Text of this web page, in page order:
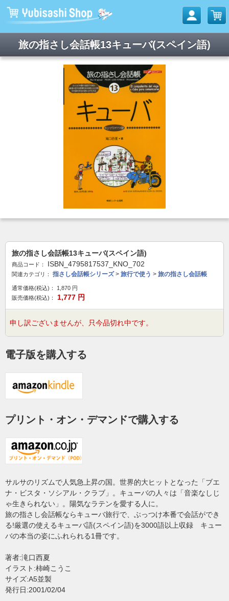
旅の指さし会話帳13キューバ(スペイン語)
旅の指さし会話帳13キューバ(スペイン語)
商品コード： ISBN_4795817537_KNO_702
関連カテゴリ： 指さし会話帳シリーズ> 旅行で使う > 旅の指さし会話帳
通常価格(税込)： 1,870 円
販売価格(税込)：
1,777 円
申し訳ございませんが、只今品切れ中です。
電子版を購入する
プリント・オン・デマンドで購入する
サルサのリズムで人気急上昇の国。世界的大ヒットとなった「ブエ
ナ・ビスタ・ソシアル・クラブ」。キューバの人々は「音楽なしじ
ゃ生きられない」。陽気なラテンを愛する人に。
旅の指さし会話帳ならキューバ旅行で、ぶっつけ本番で会話ができ
る!厳選の使えるキューバ語(スペイン語)を3000語以上収録 キュー
バの本当の姿にふれられる1冊です。
著者:滝口西夏
イラスト:柿崎こうこ
サイズ:A5並製
発行日:2001/02/04